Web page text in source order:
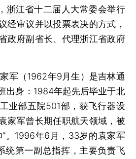
浙江省十二届人大常委会举行
经审议并以投票表决的方式，
政府副省长、代理浙江省政府
（1962年9月生）是吉林通
出身：1984年起先后毕业于北
业部五院501部，获飞行器设
家军曾长期任职航天领域，被
。1996年6月，33岁的袁家军
统第一副总指挥，主要负责飞